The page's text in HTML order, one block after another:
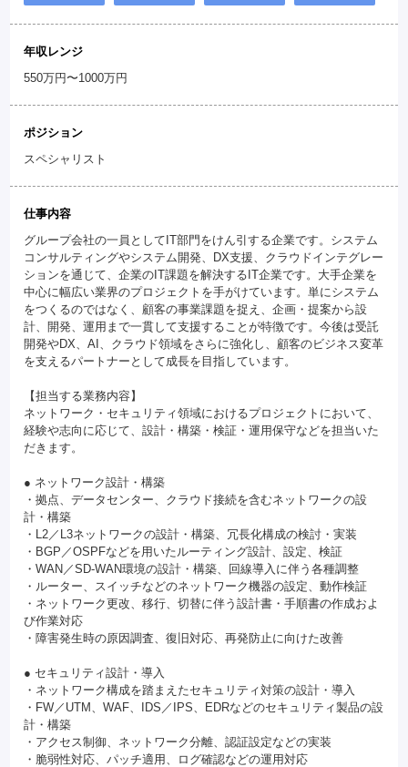
年収レンジ
550万円〜1000万円
ポジション
スペシャリスト
仕事内容
グループ会社の一員としてIT部門をけん引する企業です。システム
コンサルティングやシステム開発、DX支援、クラウドインテグレー
ションを通じて、企業のIT課題を解決するIT企業です。大手企業を
中心に幅広い業界のプロジェクトを手がけています。単にシステム
をつくるのではなく、顧客の事業課題を捉え、企画・提案から設
計、開発、運用まで一貫して支援することが特徴です。今後は受託
開発やDX、AI、クラウド領域をさらに強化し、顧客のビジネス変革
を支えるパートナーとして成長を目指しています。
【担当する業務内容】
ネットワーク・セキュリティ領域におけるプロジェクトにおいて、
経験や志向に応じて、設計・構築・検証・運用保守などを担当いた
だきます。
● ネットワーク設計・構築
・拠点、データセンター、クラウド接続を含むネットワークの設
計・構築
・L2／L3ネットワークの設計・構築、冗長化構成の検討・実装
・BGP／OSPFなどを用いたルーティング設計、設定、検証
・WAN／SD-WAN環境の設計・構築、回線導入に伴う各種調整
・ルーター、スイッチなどのネットワーク機器の設定、動作検証
・ネットワーク更改、移行、切替に伴う設計書・手順書の作成およ
び作業対応
・障害発生時の原因調査、復旧対応、再発防止に向けた改善
● セキュリティ設計・導入
・ネットワーク構成を踏まえたセキュリティ対策の設計・導入
・FW／UTM、WAF、IDS／IPS、EDRなどのセキュリティ製品の設
計・構築
・アクセス制御、ネットワーク分離、認証設定などの実装
・脆弱性対応、パッチ適用、ログ確認などの運用対応